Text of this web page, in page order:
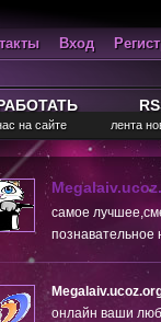
Вход
на сайте лента
самое
онлайн ваши